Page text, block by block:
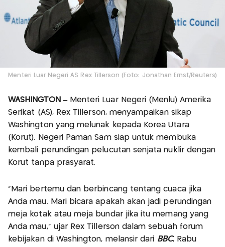
Menteri Luar Negeri AS Rex Tillerson (Foto: Jonathan Ernst/Reuters)
WASHINGTON –Menteri Luar Negeri (Menlu) Amerika
Serikat (AS), Rex Tillerson, menyampaikan sikap
Washington yang melunak kepada Korea Utara
(Korut). Negeri Paman Sam siap untuk membuka
kembali perundingan pelucutan senjata nuklir dengan
Korut tanpa prasyarat.
“Mari bertemu dan berbincang tentang cuaca jika
Anda mau. Mari bicara apakah akan jadi perundingan
meja kotak atau meja bundar jika itu memang yang
Anda mau,” ujar Rex Tillerson dalam sebuah forum
kebijakan di Washington, melansir dari BBC, Rabu